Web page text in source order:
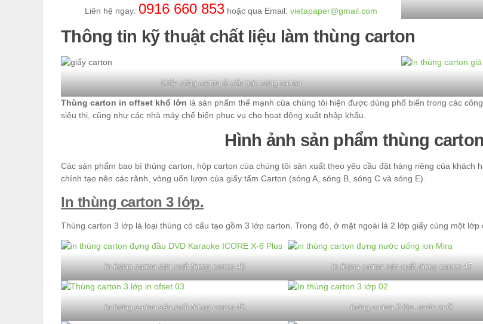
Liên hệ ngay: 0916 660 853 hoặc qua Email: vietapaper@gmail.com
Thông tin kỹ thuật chất liệu làm thùng carton
Giấy sóng carton & cấu trúc sóng carton
Thùng carton in offset khổ lớn là sản phẩm thế mạnh của chúng tôi hiện được dùng phổ biến trong các
siêu thị, cũng như các nhà máy chế biến phục vụ cho hoạt động xuất nhập khẩu.
Hình ảnh sản phẩm thùng
Các sản phẩm bao bì thùng carton, hộp carton của chúng tôi sản xuất theo yêu cầu đặt hàng riêng của
chính tạo nên các rãnh, vòng uốn lượn của giấy tấm Carton (sóng A, sóng B, sóng C và sóng E).
In thùng carton 3 lớp.
Thùng carton 3 lớp là loại thùng có cấu tạo gồm 3 lớp carton. Trong đó, ở mặt ngoài là 2 lớp giấy cùng một lớp
In thùng carton sản xuất thùng carton 46 In thùng carton sản xuất thùng carton 47
In thùng carton sản xuất thùng carton 49 thùng carton 3 lớp- nước suối